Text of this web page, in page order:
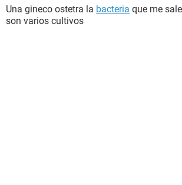
Una gineco ostetra la bacteria que me
son varios cultivos